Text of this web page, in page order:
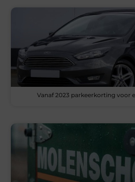
Vanaf 2023 parkeerkorting voor